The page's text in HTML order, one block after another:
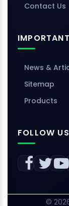
Contact Us
IMPORTANT
News &
Sitemap
Products
FOLLOW US
©